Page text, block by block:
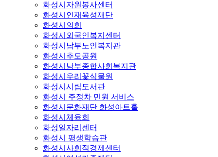
화성시자원봉사센터
화성시인재육성재단
화성시의회
화성시외국인복지센터
화성시남부노인복지관
화성시추모공원
화성시남부종합사회복지관
화성시우리꽃식물원
화성시시립도서관
화성시 주정차 민원 서비스
화성시문화재단 화성아트홀
화성시체육회
화성일자리센터
화성시 평생학습관
화성시사회적경제센터